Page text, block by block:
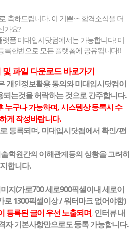
축하드립니다. 이 기쁜~~ 합격소식을 더
가요?
폼 미대입시닷컴에서는 가능합니다! 미
록한번으로 모든 플랫폼에 공유됩니다!!
파일 다운로드 바로가기
개인정보활용 동의와 미대입시닷컴이
는것을 허락하는 것으로 간주합니다.
누구나 가능하며, 시스템상 등록시 수
게 작성바랍니다.
등록되며, 미대입시닷컴에서 확인/편
학원간의 이해관계등의 상황을 고려하
합니다.
지(가로700 세로900픽셀이내 세로이
로 1300픽셀이상 / 워터마크 없어야함)
등록된 글이 우선 노출되며, 인터뷰 내
자 기본사항만으로도 등록 가능합니다.